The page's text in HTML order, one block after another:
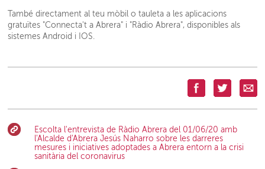
També directament al teu mòbil o tauleta a les aplicacions
gratuïtes "Connecta't a Abrera" i "Ràdio Abrera", disponibles als
sistemes Android i IOS.
Escolta l'entrevista de Ràdio Abrera del 01/06/20 amb
l'Alcalde d'Abrera Jesús Naharro sobre les darreres
mesures i iniciatives adoptades a Abrera entorn a la crisi
sanitària del coronavirus